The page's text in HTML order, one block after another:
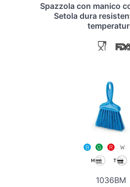
Spazzola con manico
Setola dura
1036BM